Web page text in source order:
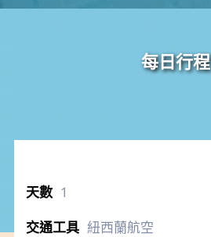
每日行程
1
紐西蘭航空